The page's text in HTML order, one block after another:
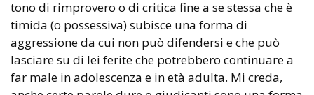
tono di rimprovero o di critica fine a se stessa che è
timida (o possessiva) subisce una forma di
aggressione da cui non può difendersi e che può
lasciare su di lei ferite che potrebbero continuare a
far male in adolescenza e in età adulta. Mi creda,